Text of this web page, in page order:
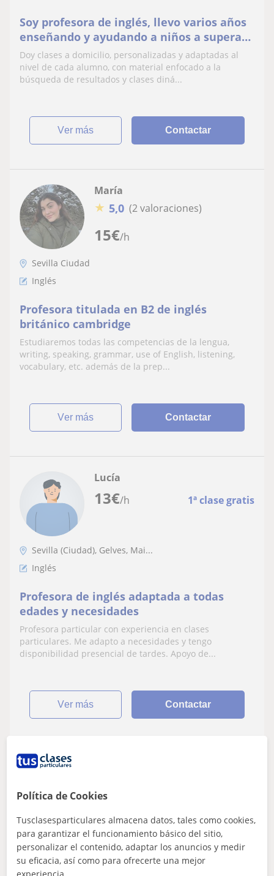
Soy profesora de inglés, llevo varios años
enseñando y ayudando a niños a superar
sus dificultades y a que mejoren su nivel
Doy clases a domicilio, personalizadas y adaptadas al
nivel de cada alumno, con material enfocado a la
búsqueda de resultados y clases diná...
ver más Contactar
15€/h
María
★ 5,0 (2 valoraciones)
Sevilla Ciudad
Inglés
Profesora titulada en B2 de inglés
británico cambridge
Estudiaremos todas las competencias de la lengua,
writing, speaking, grammar, use of English, listening,
vocabulary, etc. además de la prep...
ver más Contactar
13€/h 1ª clase gratis
Lucía
Sevilla (Ciudad), Gelves, Mai...
Inglés
Profesora de inglés adaptada a todas
edades y necesidades
Profesora particular con experiencia en clases
particulares. Me adapto a necesidades y tengo
disponibilidad presencial de tardes. Apoyo de...
ver más Contactar
Mairena Del Aljarafe, Gelves,...
Inglés
Política de Cookies
Tusclasesparticulares almacena datos, tales como cookies,
para garantizar el funcionamiento básico del sitio,
personalizar el contenido, adaptar los anuncios y medir
su eficacia, así como para ofrecerte una mejor
experiencia.